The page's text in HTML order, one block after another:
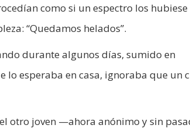
como si un espectro los hubiese
“Quedamos helados”.
durante algunos días, sumido en
lo esperaba en casa, ignoraba que un
otro joven —ahora anónimo y sin